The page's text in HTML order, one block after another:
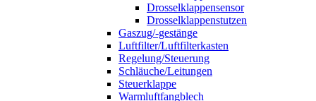
Drosselklappensensor
Drosselklappenstutzen
Gaszug/-gestänge
Luftfilter/Luftfilterkasten
Regelung/Steuerung
Schläuche/Leitungen
Steuerklappe
Warmluftfangblech